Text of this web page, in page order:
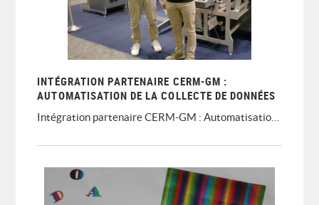
INTÉGRATION PARTENAIRE CERM-GM :
AUTOMATISATION DE LA COLLECTE DE DONNÉES